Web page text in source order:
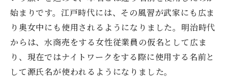
始まりです。江戸時代には、その風習が武家にも広ま
り奥女中にも使用されるようになりました。明治時代
からは、水商売をする女性従業員の仮名として広ま
り、現在ではナイトワークをする際に使用する名前と
して源氏名が使われるようになりました。